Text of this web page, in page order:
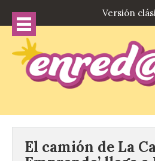
Versión
El camión de La